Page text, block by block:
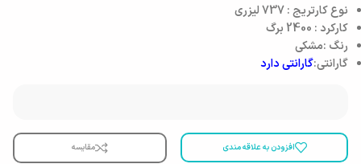
نوع کارتریج : 737 لیزری
کارکرد : 2400 برگ
رنگ :مشکی
گارانتی:گارانتی دارد
افزودن به علاقه مندی مقایسه